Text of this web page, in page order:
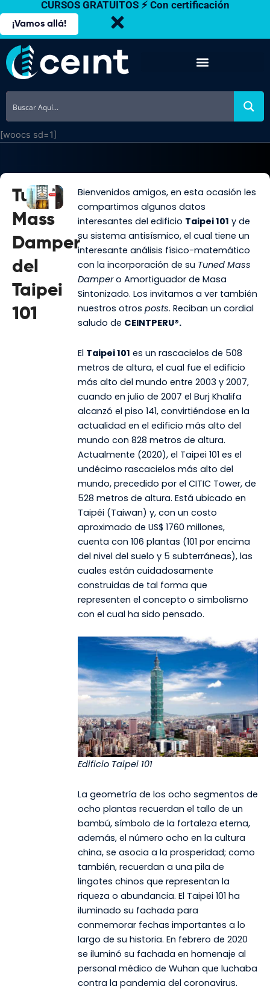
contenido
CURSOS GRATUITOS ⚡ Con certificación
¡Vamos allá!
[woocs sd=1]
Tuned
Mass
Damper
del
Taipei
101
Bienvenidos amigos, en esta ocasión les
compartimos algunos datos
interesantes del edificio Taipei 101 y de
su sistema antisísmico, el cual tiene un
interesante análisis físico-matemático
con la incorporación de su Tuned Mass
Dampero Amortiguador de Masa
Sintonizado. Los invitamos a ver también
nuestros otros posts. Reciban un cordial
saludo de CEINTPERU®.
El Taipei 101 es un rascacielos de 508
metros de altura, el cual fue el edificio
más alto del mundo entre 2003 y 2007,
cuando en julio de 2007 el Burj Khalifa
alcanzó el piso 141, convirtiéndose en la
actualidad en el edificio más alto del
mundo con 828 metros de altura.
Actualmente (2020), el Taipei 101 es el
undécimo rascacielos más alto del
mundo, precedido por el CITIC Tower, de
528 metros de altura. Está ubicado en
Taipéi (Taiwan) y, con un costo
aproximado de US$ 1760 millones,
cuenta con 106 plantas (101 por encima
del nivel del suelo y 5 subterráneas), las
cuales están cuidadosamente
construidas de tal forma que
representen el concepto o simbolismo
con el cual ha sido pensado.
Edificio Taipei 101
La geometría de los ocho segmentos de
ocho plantas recuerdan el tallo de un
bambú, símbolo de la fortaleza eterna,
además, el número ocho en la cultura
china, se asocia a la prosperidad; como
también, recuerdan a una pila de
lingotes chinos que representan la
riqueza o abundancia. El Taipei 101 ha
iluminado su fachada para
conmemorar fechas importantes a lo
largo de su historia. En febrero de 2020
se iluminó su fachada en homenaje al
personal médico de Wuhan que luchaba
contra la pandemia del coronavirus.